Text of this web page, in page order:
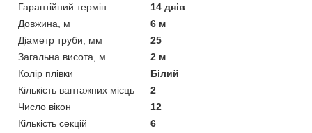
Гарантійний термін
14 днів
Довжина, м
6 м
Діаметр труби, мм
25
Загальна висота, м
2 м
Колір плівки
Білий
Кількість вантажних місць
2
Число вікон
12
Кількість секцій
6